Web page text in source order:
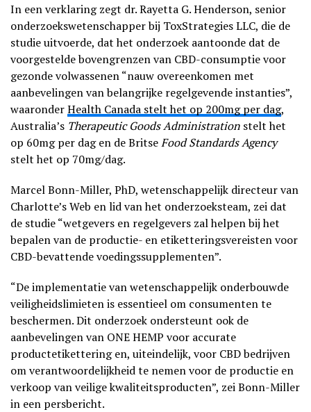
In een verklaring zegt dr. Rayetta G. Henderson, senior
onderzoekswetenschapper bij ToxStrategies LLC, die de
studie uitvoerde, dat het onderzoek aantoonde dat de
voorgestelde bovengrenzen van CBD-consumptie voor
gezonde volwassenen “nauw overeenkomen met
aanbevelingen van belangrijke regelgevende instanties”,
waaronderHealth Canada stelt het op 200mg per dag,
Australia’s Therapeutic Goods Administration stelt het
op 60mg per dag en de BritseFood Standards Agency
stelt het op 70mg/dag.
Marcel Bonn-Miller, PhD, wetenschappelijk directeur van
Charlotte’s Web en lid van het onderzoeksteam, zei dat
de studie “wetgevers en regelgevers zal helpen bij het
bepalen van de productie- en etiketteringsvereisten voor
CBD-bevattende voedingssupplementen”.
“De implementatie van wetenschappelijk onderbouwde
veiligheidslimieten is essentieel om consumenten te
beschermen. Dit onderzoek ondersteunt ook de
aanbevelingen van ONE HEMP voor accurate
productetikettering en, uiteindelijk, voor CBD bedrijven
om verantwoordelijkheid te nemen voor de productie en
verkoop van veilige kwaliteitsproducten”, zei Bonn-Miller
in een persbericht.